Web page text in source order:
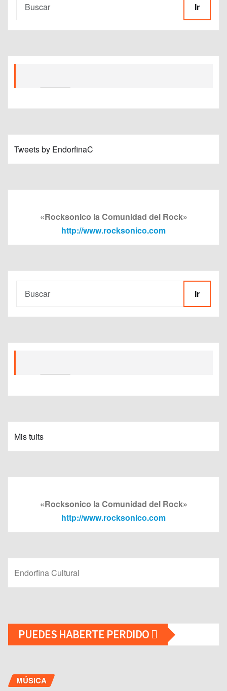
Ir
Tweets by EndorfinaC
«Rocksonico la Comunidad del Rock»
http://www.rocksonico.com
Ir
Mis tuits
«Rocksonico la Comunidad del Rock»
http://www.rocksonico.com
Endorfina Cultural
PUEDES HABERTE PERDIDO
MÚSICA